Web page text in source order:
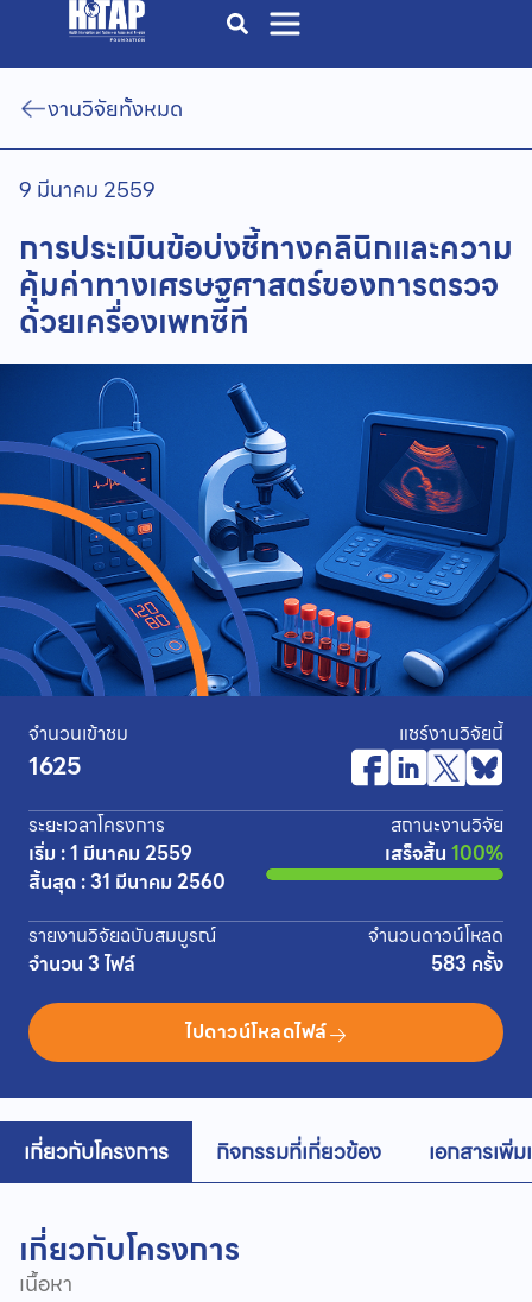
งานวิจัยทั้งหมด
9 มีนาคม 2559
การประเมินข้อบ่งชี้ทางคลินิกและความ
คุ้มค่าทางเศรษฐศาสตร์ของการตรวจ
ด้วยเครื่องเพทซีที
จำนวนเข้าชม
1625
แชร์งานวิจัยนี้
ระยะเวลาโครงการ
เริ่ม : 1 มีนาคม 2559
สิ้นสุด : 31 มีนาคม 2560
สถานะงานวิจัย
เสร็จสิ้น 100%
รายงานวิจัยฉบับสมบูรณ์
จำนวน 3 ไฟล์
จำนวนดาวน์โหลด
583 ครั้ง
ไปดาวน์โหลดไฟล์
เกี่ยวกับโครงการ กิจกรรมที่เกี่ยวข้อง เอกสารเพิ่
เกี่ยวกับโครงการ
เนื้อหา